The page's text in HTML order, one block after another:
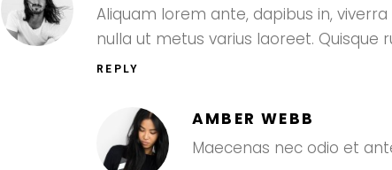
Aliquam lorem ante, dapibus in,
nulla ut metus varius laoreet. Quisque
REPLY
AMBER WEBB
Maecenas nec odio et